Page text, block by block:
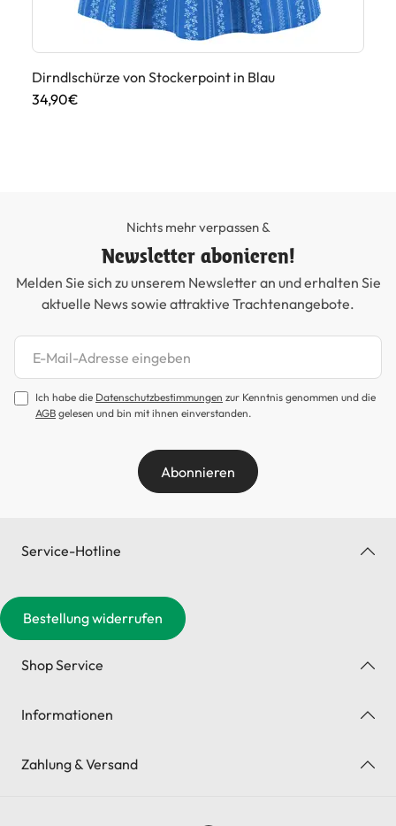
Dirndlschürze von Stockerpoint in Blau
34,90€
Nichts mehr verpassen &
Newsletter abonieren!
Melden Sie sich zu unserem Newsletter an und erhalten Sie
aktuelle News sowie attraktive Trachtenangebote.
Newsletter abonnieren
Ich habe die Datenschutzbestimmungen zur Kenntnis genommen und die
AGB gelesen und bin mit ihnen einverstanden.
Abonnieren
Service-Hotline
Bestellung widerrufen
Shop Service
Informationen
Zahlung & Versand